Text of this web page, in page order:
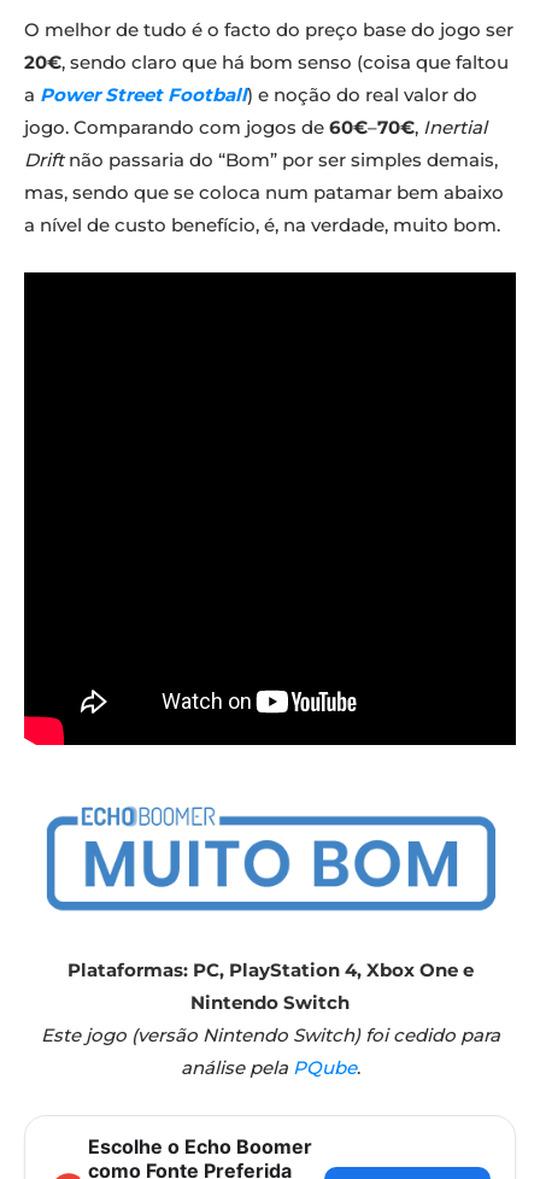
O melhor de tudo é o facto do preço base do jogo ser
20€, sendo claro que há bom senso (coisa que faltou
a Power Street Football) e noção do real valor do
jogo. Comparando com jogos de 60€–70€, Inertial
Driftnão passaria do “Bom” por ser simples demais,
mas, sendo que se coloca num patamar bem abaixo
a nível de custo benefício, é, na verdade, muito bom.
Plataformas: PC, PlayStation 4, Xbox One e
Nintendo Switch
Este jogo (versão Nintendo Switch) foi cedido para
análise pela PQube.
Escolhe o Echo Boomer
como Fonte Preferida